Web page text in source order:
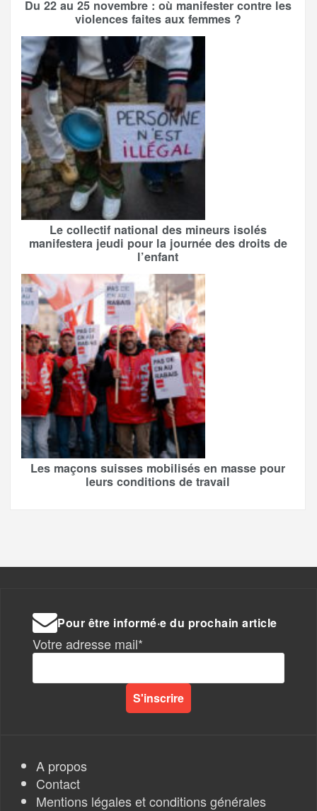
Du 22 au 25 novembre : où manifester contre les
violences faites aux femmes ?
Le collectif national des mineurs isolés
manifestera jeudi pour la journée des droits de
l’enfant
Les maçons suisses mobilisés en masse pour
leurs conditions de travail
Pour être informé·e du prochain article
Votre adresse mail*
A propos
Contact
Mentions légales et conditions générales